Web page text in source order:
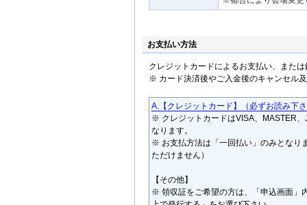
お支払い方法
クレジットカードによるお支払い、また
※ カード決済後やご入金後のキャンセル
A.【クレジットカード】（必ずお読み下
※ クレジットカードはVISA、MASTER
なります。
※ お支払方法は「一回払い」のみとなり
ただけません）
【その他】
※ 領収証をご希望の方は、「申込画面」